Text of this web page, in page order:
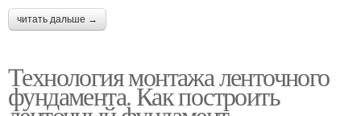
читать дальше →
Технология монтажа ленточного
фундамента. Как построить